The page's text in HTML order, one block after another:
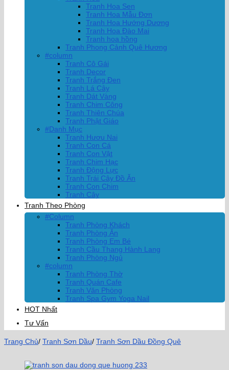
Tranh Hoa Sen
Tranh Hoa Mẫu Đơn
Tranh Hoa Hướng Dương
Tranh Hoa Đào Mai
Tranh hoa hồng
Tranh Phong Cảnh Quê Hương
#column
Tranh Cô Gái
Tranh Decor
Tranh Trắng Đen
Tranh Lá Cây
Tranh Dát Vàng
Tranh Chim Công
Tranh Thiên Chúa
Tranh Phật Giáo
#Danh Mục
Tranh Hươu Nai
Tranh Con Cá
Tranh Con Vật
Tranh Chim Hạc
Tranh Động Lực
Tranh Trái Cây Đồ Ăn
Tranh Con Chim
Tranh Cây
Tranh Theo Phòng
#Column
Tranh Phòng Khách
Tranh Phòng Ăn
Tranh Phòng Em Bé
Tranh Cầu Thang Hành Lang
Tranh Phòng Ngủ
#column
Tranh Phòng Thờ
Tranh Quán Cafe
Tranh Văn Phòng
Tranh Spa Gym Yoga Nail
HOT Nhất
Tư Vấn
Trang Chủ/ Tranh Sơn Dầu/ Tranh Sơn Dầu Đồng Quê